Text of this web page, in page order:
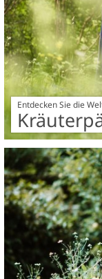
Entdecken Sie die